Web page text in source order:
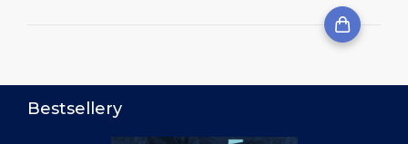
Bestsellery